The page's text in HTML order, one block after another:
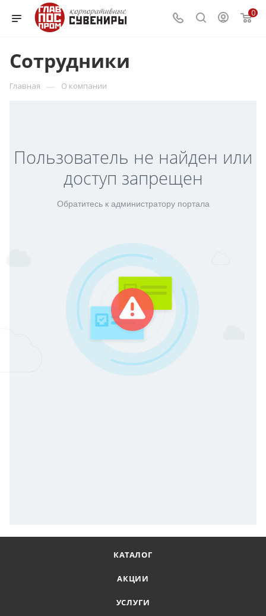
0
Сотрудники
Главная — О компании
Пользователь не найден или
доступ запрещен
Обратитесь к администратору портала
КАТАЛОГ
АКЦИИ
УСЛУГИ